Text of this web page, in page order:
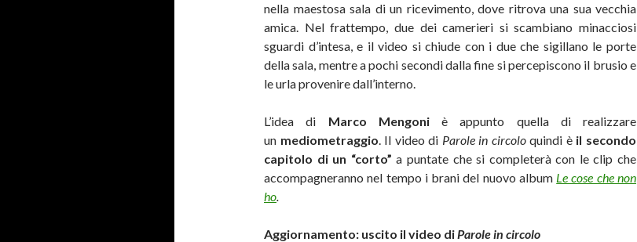
nella maestosa sala di un ricevimento, dove ritrova una sua vecchia
amica. Nel frattempo, due dei camerieri si scambiano minacciosi
sguardi d’intesa, e il video si chiude con i due che sigillano le porte
della sala, mentre a pochi secondi dalla fine si percepiscono il brusio e
le urla provenire dall’interno.
L’idea di Marco Mengoniè appunto quella di realizzare
un mediometraggio. Il video di Parole in circoloquindi è il secondo
capitolo di un “corto” a puntate che si completerà con le clip che
accompagneranno nel tempo i brani del nuovo album Le cose che non
ho.
Aggiornamento: uscito il video diParole in circolo